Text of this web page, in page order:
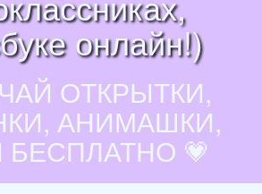
онлайн!)
ОТКРЫТКИ,
АНИМАШКИ,
БЕСПЛАТНО 💗